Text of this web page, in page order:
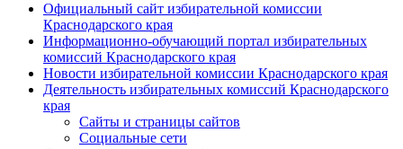
Официальный сайт избирательной комиссии
Краснодарского края
Информационно-обучающий портал избирательных
комиссий Краснодарского края
Новости избирательной комиссии Краснодарского края
Деятельность избирательных комиссий Краснодарского
края
Сайты и страницы сайтов
Социальные сети